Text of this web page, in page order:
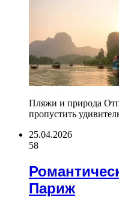
Пляжи и природа
пропустить
25.04.2026
58
Париж